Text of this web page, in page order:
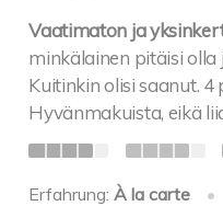
Vaatimaton ja
minkälainen pitäisi olla
Kuitinkin olisi saanut. 4
Hyvänmakuista, eikä
Erfahrung:À la carte •